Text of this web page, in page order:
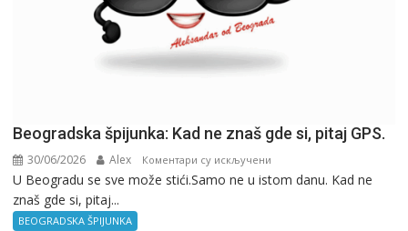
Beogradska špijunka: Kad ne znaš gde si, pitaj GPS.
30/06/2026 Alex Коментари су искључени
Beogradska
U Beogradu se sve može stići.Samo ne u istom danu. Kad ne
znaš gde si, pitaj...
BEOGRADSKA ŠPIJUNKA